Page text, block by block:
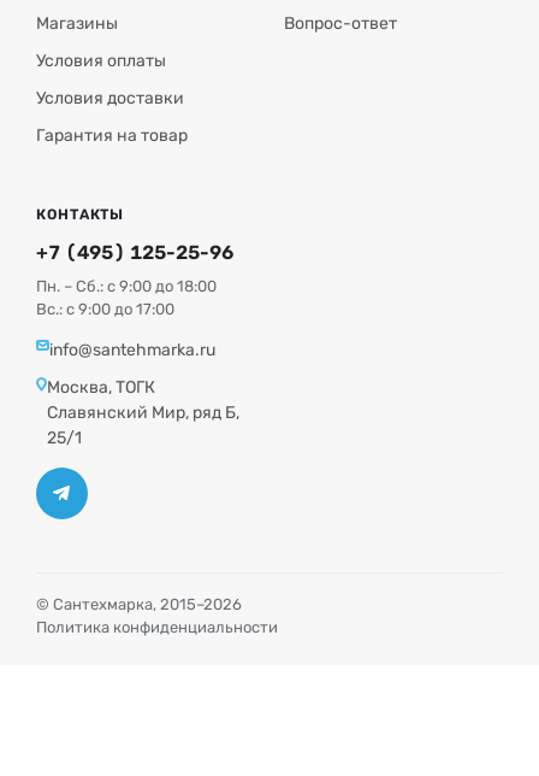
Магазины
Условия оплаты
Условия доставки
Гарантия на товар
Вопрос-ответ
КОНТАКТЫ
+7 (495) 125-25-96
Пн. – Сб.: с 9:00 до 18:00
Вс.: с 9:00 до 17:00
info@santehmarka.ru
Москва, ТОГК
Славянский Мир, ряд Б,
25/1
© Сантехмарка, 2015–2026
Политика конфиденциальности